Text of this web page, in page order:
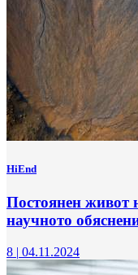
HiEnd
Постоянен живот
научното
8 | 04.11.2024